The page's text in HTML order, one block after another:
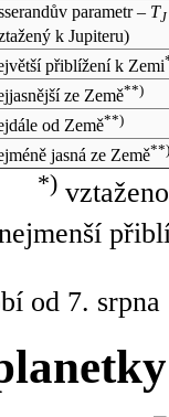
parametr – TJ
k Jupiteru)
přiblížení k Zemi
ze Země**)
od Země**)
jasná ze Země**)
*)
od 7.